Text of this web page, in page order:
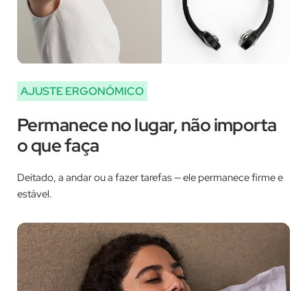
AJUSTE ERGONÓMICO
Permanece no lugar, não importa
o que faça
Deitado, a andar ou a fazer tarefas — ele permanece firme e
estável.